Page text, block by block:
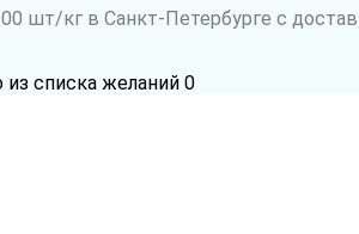
шт/кг в Санкт-Петербурге с
из списка желаний 0